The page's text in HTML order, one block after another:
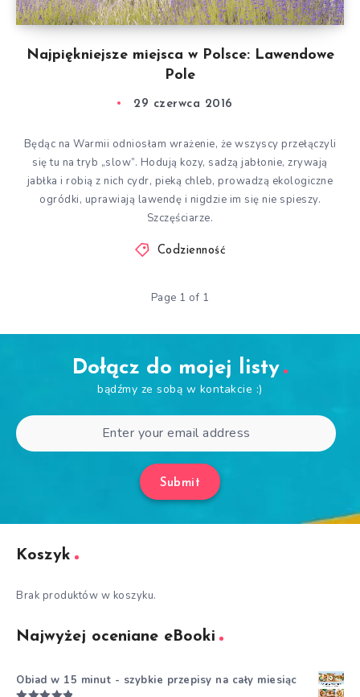
Najpiękniejsze miejsca w Polsce: Lawendowe
Pole
29 czerwca 2016
Będąc na Warmii odniosłam wrażenie, że wszyscy przełączyli
się tu na tryb „slow”. Hodują kozy, sadzą jabłonie, zrywają
jabłka i robią z nich cydr, pieką chleb, prowadzą ekologiczne
ogródki, uprawiają lawendę i nigdzie im się nie spieszy.
Szczęściarze.
Codzienność
Page 1 of 1
Dołącz do mojej listy
bądźmy ze sobą w kontakcie :)
Submit
Koszyk
Brak produktów w koszyku.
Najwyżej oceniane eBooki
Obiad w 15 minut - szybkie przepisy na cały miesiąc